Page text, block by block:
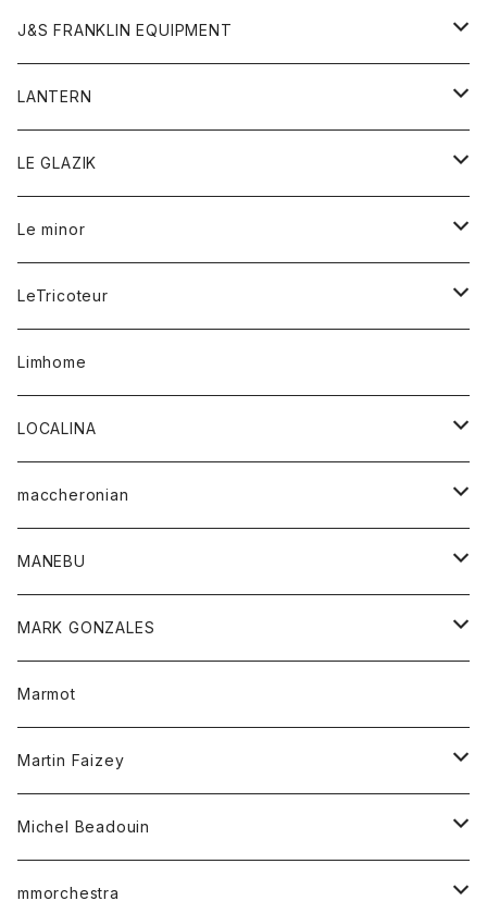
フリース
マフラー
リング
靴
バンダナ
カーディガン
ジャケット
タンクトップ
Tシャツ
ベスト
ポロシャツ
ロングスリーブTシャツ
ボトム
オーバーオール
ショートパンツ
レディース
アウター
カーディガン
セーター
チュニック
ストール
カットソー
シャツ
ボトム
オーバーオール
ショートパンツ
レディース
オーバーオール
シャツ
ワンピース
ワンピース
トレーナー
トップス
Gジャケット
スウェット
帽子
帽子
ボトム
J&S FRANKLIN EQUIPMENT
アウター
LANTERN
アウター
Tシャツ
LE GLAZIK
レディース
コート
シャツ
ワンピース
Tシャツ
Le minor
ボトム
スカート
パンツ
レディース
アウター
カットソー
トップス
シャツ
LeTricoteur
カーディガン
Limhome
LOCALINA
ロングスリーブテーシャツ
maccheronian
靴
MANEBU
靴
MARK GONZALES
トップス
Tシャツ
Marmot
Martin Faizey
ベルト
Michel Beadouin
トップス
mmorchestra